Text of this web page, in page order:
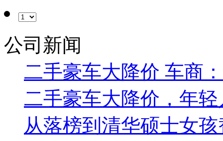
公司新闻
二手豪车大降价 车商
二手豪车大降价，年
从落榜到清华硕士女